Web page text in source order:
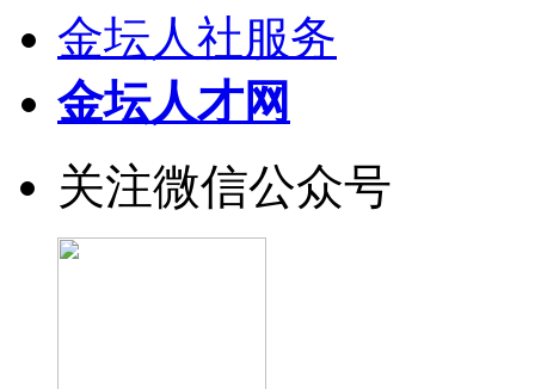
金坛人社服务
金坛人才网
关注微信公众号